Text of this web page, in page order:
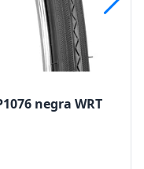
negra WRT